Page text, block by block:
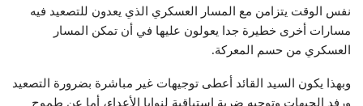
نفس الوقت يتزامن مع المسار العسكري الذي يعدون للتصعيد فيه
مسارات أخرى خطيرة جدا يعولون عليها في أن تمكن المسار
العسكري من حسم المعركة.
وبهذا يكون السيد القائد أعطى توجيهات غير مباشرة بضرورة التصعيد
ورفد الجبهات وتوجيه ضربة استباقية لنوايا الأعداء، أما عن طموح